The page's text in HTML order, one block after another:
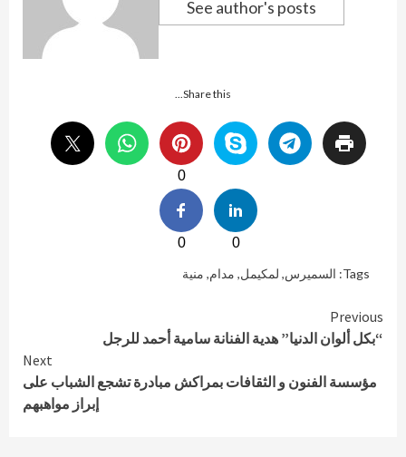
See author's posts
Share this...
0
0
0
Tags: السميرس, لمكيمل, مدام, منية
Continue
Reading
Previous
“بكل ألوان الدنيا” هدية الفنانة سامية أحمد للرجل
Next
مؤسسة الفنون و الثقافات بمراكش مبادرة تشجع الشباب على
إبراز مواهبهم